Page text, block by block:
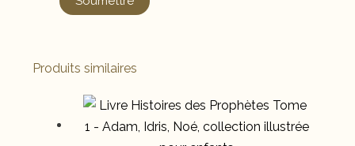
Produits similaires